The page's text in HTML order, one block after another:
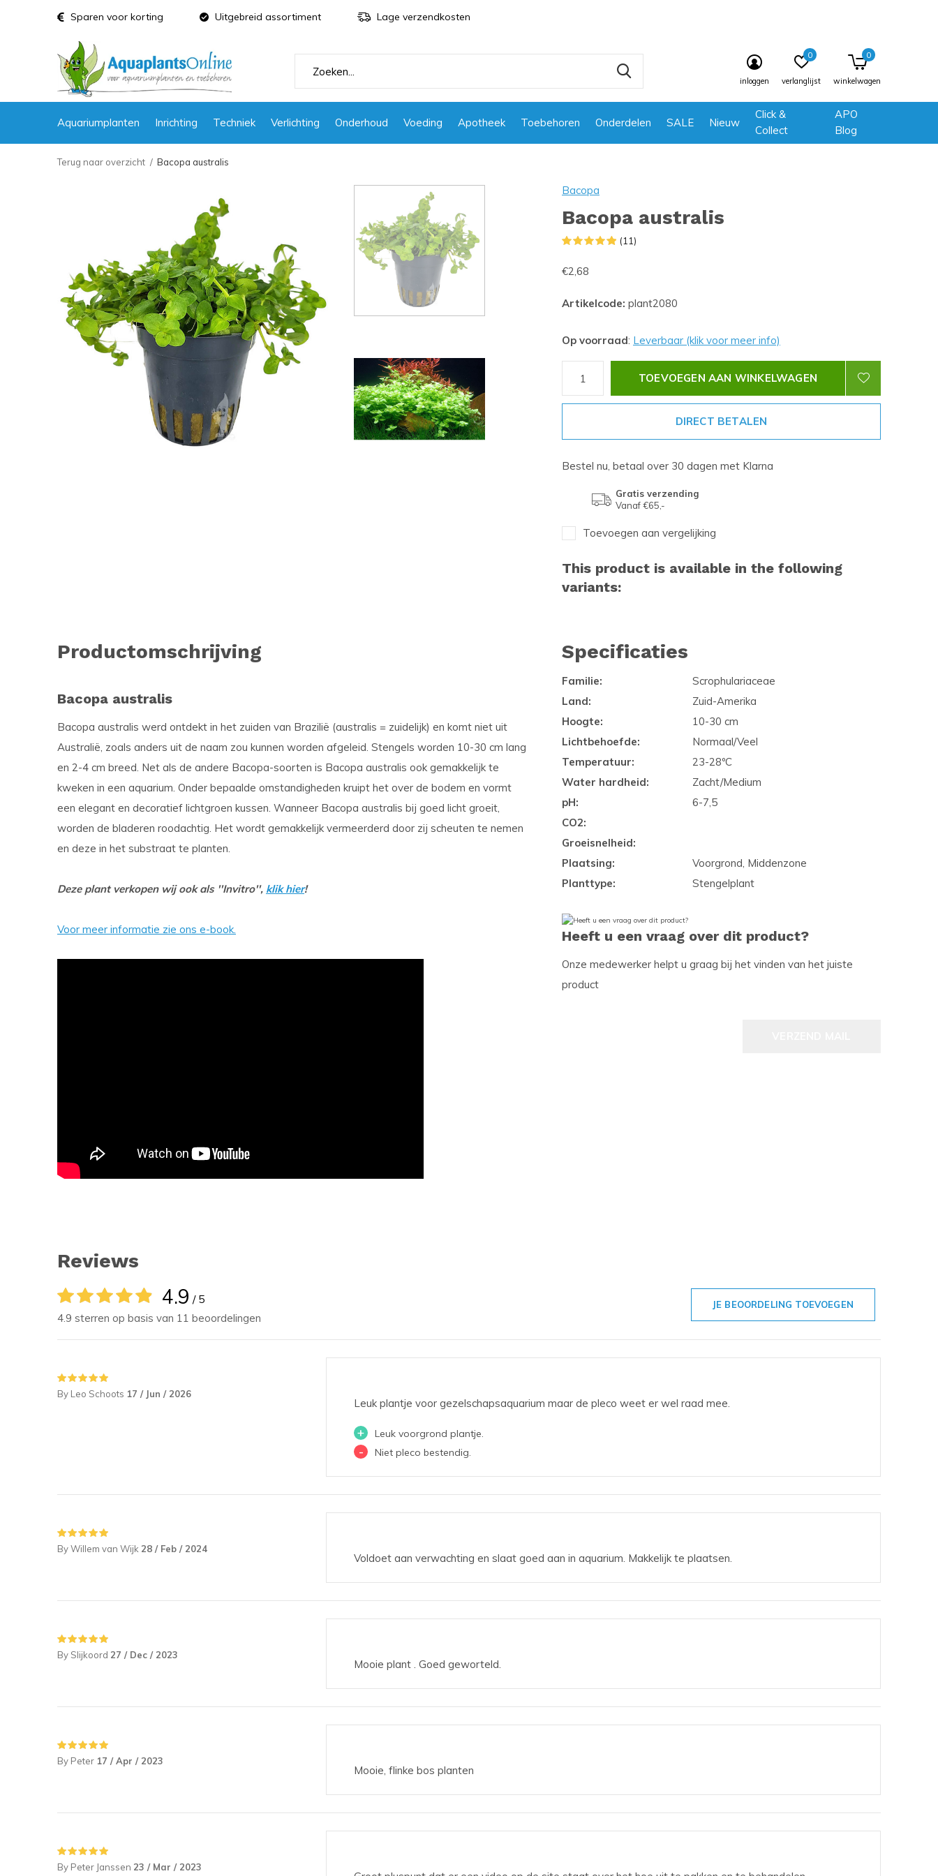
Aquariumplanten Inrichting Techniek Verlichting Onderhoud Voeding Apotheek Toebehoren Onderdelen SALE Nieuw
Click &
Collect
APO
Blog
inloggen verlanglijst
0
winkelwagen
0
Sparen voor korting Uitgebreid assortiment Lage verzendkosten
Terug naar overzicht Bacopa australis
Bacopa
Bacopa australis
(11)
€2,68
Artikelcode: plant2080
Op voorraad: Leverbaar (klik voor meer info)
TOEVOEGEN AAN WINKELWAGEN
DIRECT BETALEN
Bestel nu, betaal over 30 dagen met Klarna
Gratis verzending
Vanaf €65,-
Toevoegen aan vergelijking
This product is available in the following
variants:
Productomschrijving
Bacopa australis
Bacopa australis werd ontdekt in het zuiden van Brazilië (australis = zuidelijk) en komt niet uit
Australië, zoals anders uit de naam zou kunnen worden afgeleid. Stengels worden 10-30 cm lang
en 2-4 cm breed. Net als de andere Bacopa-soorten is Bacopa australis ook gemakkelijk te
kweken in een aquarium. Onder bepaalde omstandigheden kruipt het over de bodem en vormt
een elegant en decoratief lichtgroen kussen. Wanneer Bacopa australis bij goed licht groeit,
worden de bladeren roodachtig. Het wordt gemakkelijk vermeerderd door zij scheuten te nemen
en deze in het substraat te planten.
Deze plant verkopen wij ook als ''Invitro'', klik hier!
Voor meer informatie zie ons e-book.
Specificaties
Familie:
Scrophulariaceae
Land:
Zuid-Amerika
Hoogte:
10-30 cm
Lichtbehoefde:
Normaal/Veel
Temperatuur:
23-28ºC
Water hardheid:
Zacht/Medium
pH:
6-7,5
CO2:
Groeisnelheid:
Plaatsing:
Voorgrond, Middenzone
Planttype:
Stengelplant
Heeft u een vraag over dit product?
Onze medewerker helpt u graag bij het vinden van het juiste
product
Reviews
4.9 / 5
4.9 sterren op basis van 11 beoordelingen
JE BEOORDELING TOEVOEGEN
By Leo Schoots 17 / Jun / 2026
Leuk plantje voor gezelschapsaquarium maar de pleco weet er wel raad mee.
+ Leuk voorgrond plantje.
- Niet pleco bestendig.
By Willem van Wijk 28 / Feb / 2024
Voldoet aan verwachting en slaat goed aan in aquarium. Makkelijk te plaatsen.
By Slijkoord 27 / Dec / 2023
Mooie plant . Goed geworteld.
By Peter 17 / Apr / 2023
Mooie, flinke bos planten
By Peter Janssen 23 / Mar / 2023